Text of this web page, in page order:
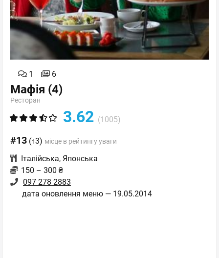
1 6
Мафія (4)
Ресторан
3.62 (1005)
#13 (↑3) місце в рейтингу уваги
Італійська, Японська
150 – 300 ₴
097 278 2883
дата оновлення меню — 19.05.2014